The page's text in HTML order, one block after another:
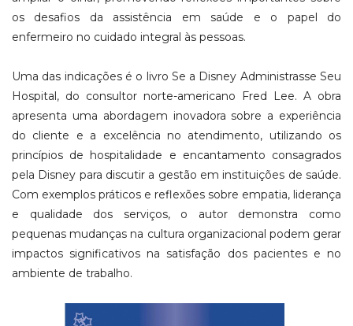
os desafios da assistência em saúde e o papel do
enfermeiro no cuidado integral às pessoas.
Uma das indicações é o livro Se a Disney Administrasse Seu
Hospital, do consultor norte-americano Fred Lee. A obra
apresenta uma abordagem inovadora sobre a experiência
do cliente e a excelência no atendimento, utilizando os
princípios de hospitalidade e encantamento consagrados
pela Disney para discutir a gestão em instituições de saúde.
Com exemplos práticos e reflexões sobre empatia, liderança
e qualidade dos serviços, o autor demonstra como
pequenas mudanças na cultura organizacional podem gerar
impactos significativos na satisfação dos pacientes e no
ambiente de trabalho.